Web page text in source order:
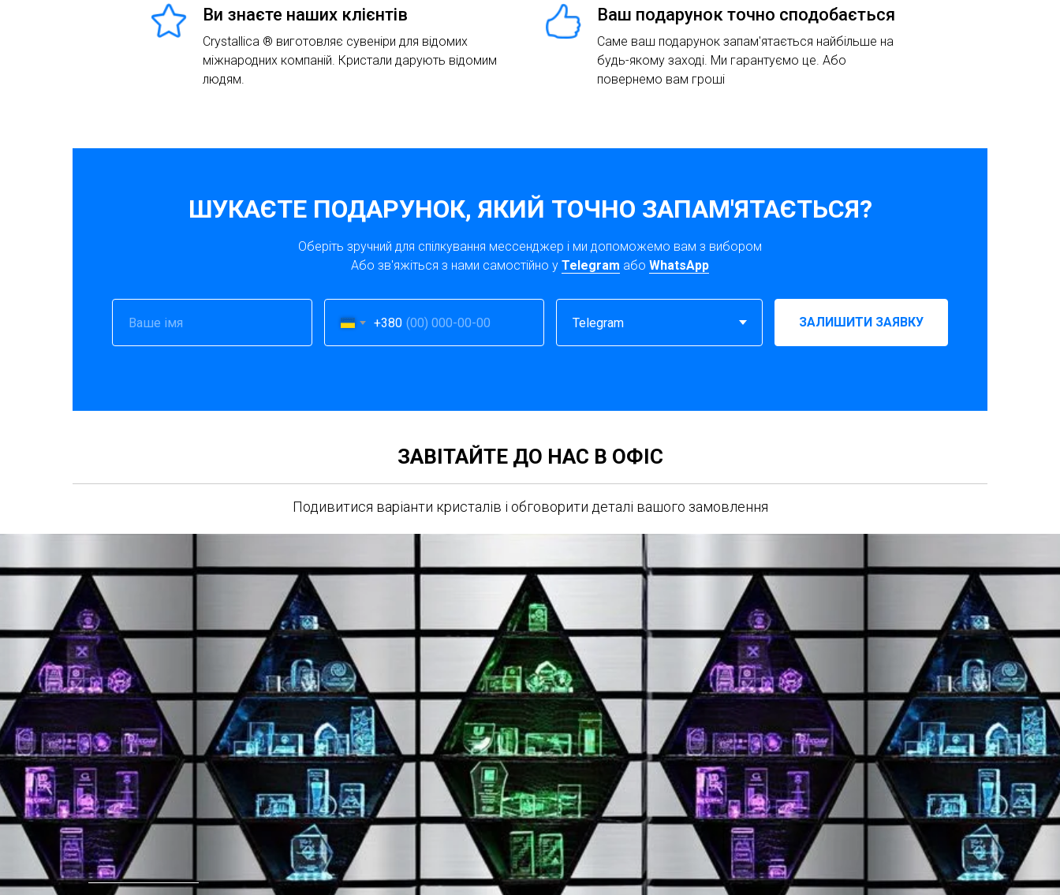
Ви знаєте наших клієнтів
Crystallica ® виготовляє сувеніри для відомих
міжнародних компаній. Кристали дарують відомим
людям.
Ваш подарунок точно сподобається
Саме ваш подарунок запам'ятається найбільше на
будь-якому заході. Ми гарантуємо це. Або
повернемо вам гроші
ШУКАЄТЕ ПОДАРУНОК, ЯКИЙ ТОЧНО ЗАПАМ'ЯТАЄТЬСЯ?
Оберіть зручний для спілкування мессенджер і ми допоможемо вам з вибором
Або зв'яжіться з нами самостійно у Telegram або WhatsApp
+380 ЗАЛИШИТИ ЗАЯВКУ
ЗАВІТАЙТЕ ДО НАС В ОФІС
Подивитися варіанти кристалів і обговорити деталі вашого замовлення